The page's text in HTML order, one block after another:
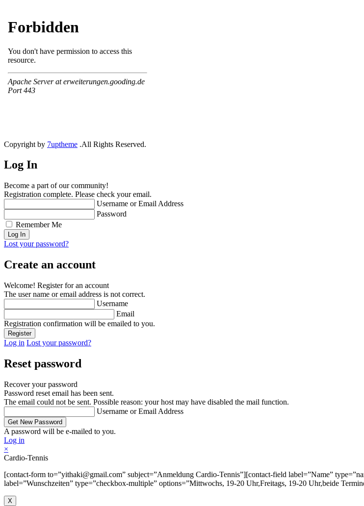
Copyright by 7uptheme .All Rights Reserved.
Log In
Become a part of our community!
Registration complete. Please check your email.
Username or Email Address
Password
Remember Me
Lost your password?
Create an account
Welcome! Register for an account
The user name or email address is not correct.
Username
Email
Registration confirmation will be emailed to you.
Log in Lost your password?
Reset password
Recover your password
Password reset email has been sent.
The email could not be sent. Possible reason: your host may have disabled the mail function.
Username or Email Address
A password will be e-mailed to you.
Log in
×
Cardio-Tennis
[contact-form to=”yithaki@gmail.com” subject=”Anmeldung Cardio-Tennis”][contact-field label=”Name”
label=”Wunschzeiten” type=”checkbox-multiple” options=”Mittwochs, 19-20 Uhr,Freitags, 19-20 Uhr,beide
X